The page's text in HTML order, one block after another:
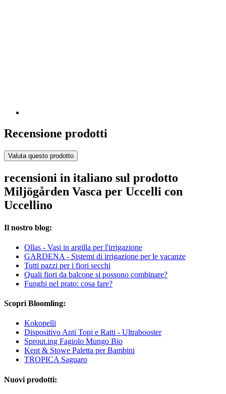
Recensione prodotti
Valuta questo prodotto
recensioni in italiano sul prodotto
Miljögården Vasca per Uccelli con
Uccellino
Il nostro blog:
Ollas - Vasi in argilla per l'irrigazione
GARDENA - Sistemi di irrigazione per le vacanze
Tutti pazzi per i fiori secchi
Quali fiori da balcone si possono combinare?
Funghi nel prato: cosa fare?
Scopri Bloomling:
Kokopelli
Dispositivo Anti Topi e Ratti - Ultrabooster
Sprout.ing Fagiolo Mungo Bio
Kent & Stowe Paletta per Bambini
TROPICA Saguaro
Nuovi prodotti: